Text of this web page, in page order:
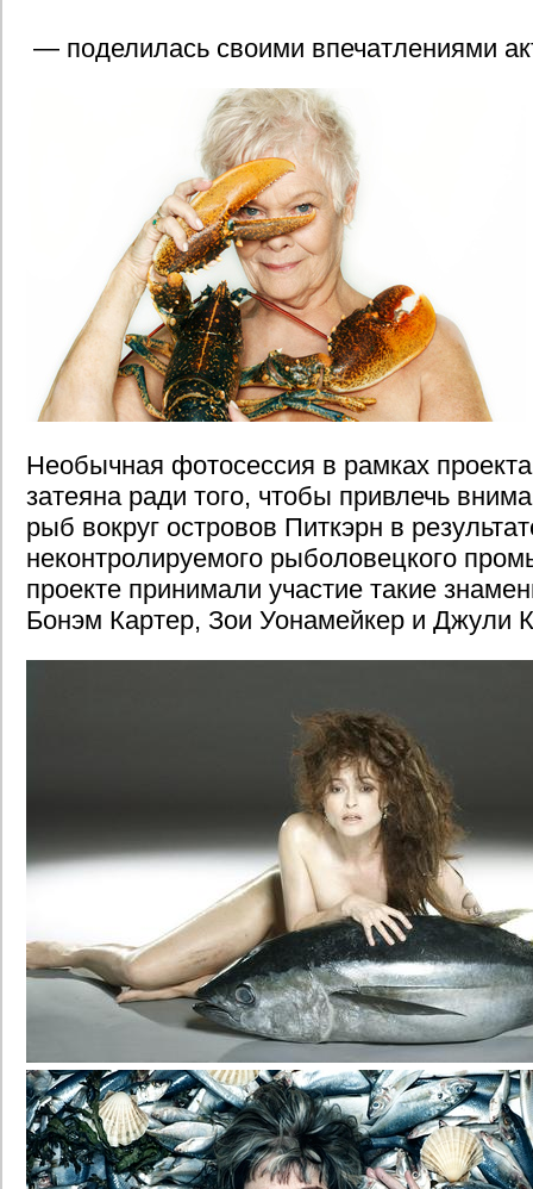
— поделилась своими впечатлениями
Необычная фотосессия в рамках
затеяна ради того, чтобы привлечь
рыб вокруг островов Питкэрн в
неконтролируемого рыболовецкого
проекте принимали участие такие
Бонэм Картер, Зои Уонамейкер и Джули